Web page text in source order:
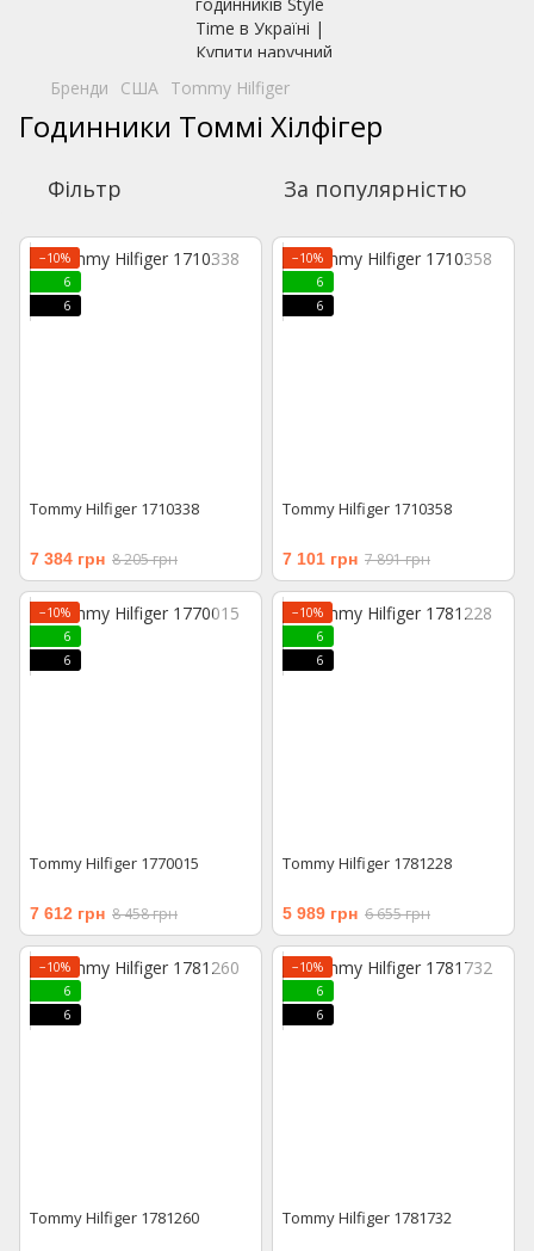
Бренди США Tommy Hilfiger
Годинники Томмі Хілфігер
Фільтр За популярністю
−10%
6
6
Tommy Hilfiger 1710338
7 384 грн 8 205 грн
−10%
6
6
Tommy Hilfiger 1710358
7 101 грн 7 891 грн
−10%
6
6
Tommy Hilfiger 1770015
7 612 грн 8 458 грн
−10%
6
6
Tommy Hilfiger 1781228
5 989 грн 6 655 грн
−10%
6
6
Tommy Hilfiger 1781260
−10%
6
6
Tommy Hilfiger 1781732